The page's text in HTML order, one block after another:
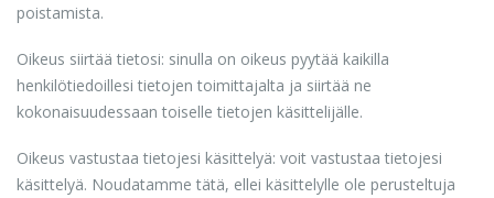
poistamista.
Oikeus siirtää tietosi: sinulla on oikeus pyytää kaikilla
henkilötiedoillesi tietojen toimittajalta ja siirtää ne
kokonaisuudessaan toiselle tietojen käsittelijälle.
Oikeus vastustaa tietojesi käsittelyä: voit vastustaa tietojesi
käsittelyä. Noudatamme tätä, ellei käsittelylle ole perusteltuja